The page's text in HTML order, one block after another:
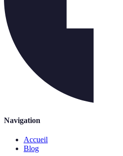
Navigation
Accueil
Blog